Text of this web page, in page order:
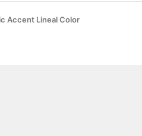
Accent Lineal Color